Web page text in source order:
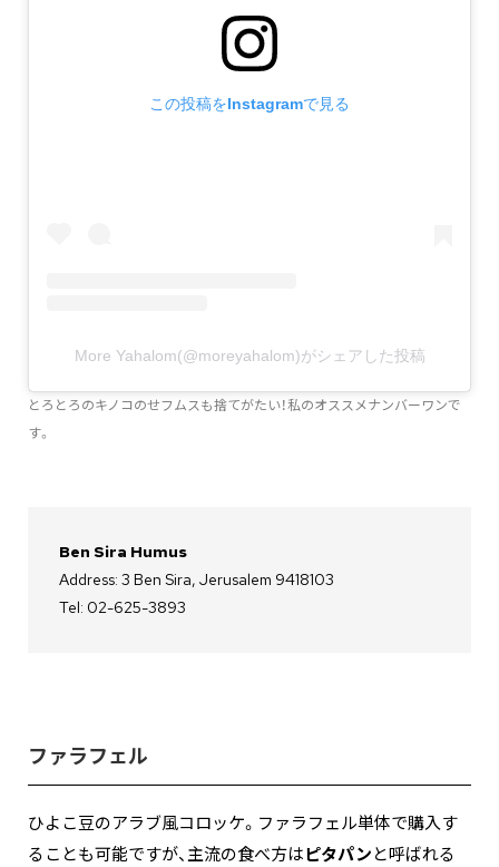
この投稿をInstagramで見る
More Yahalom(@moreyahalom)がシェアした投稿
とろとろのキノコのせフムスも捨てがたい！私のオススメナンバーワンで
す。
Ben Sira Humus
Address: 3 Ben Sira, Jerusalem 9418103
Tel: 02-625-3893
ファラフェル
ひよこ豆のアラブ風コロッケ。ファラフェル単体で購入す
ることも可能ですが、主流の食べ方はピタパン と呼ばれる